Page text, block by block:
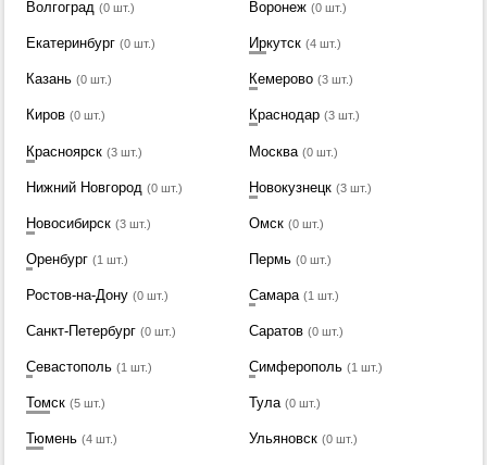
Волгоград (0 шт.) Воронеж (0 шт.)
Екатеринбург (0 шт.) Иркутск (4 шт.)
Казань (0 шт.) Кемерово (3 шт.)
Киров (0 шт.) Краснодар (3 шт.)
Красноярск (3 шт.) Москва (0 шт.)
Нижний Новгород (0 шт.) Новокузнецк (3 шт.)
Новосибирск (3 шт.) Омск (0 шт.)
Оренбург (1 шт.) Пермь (0 шт.)
Ростов-на-Дону (0 шт.) Самара (1 шт.)
Санкт-Петербург (0 шт.) Саратов (0 шт.)
Севастополь (1 шт.) Симферополь (1 шт.)
Томск (5 шт.) Тула (0 шт.)
Тюмень (4 шт.) Ульяновск (0 шт.)